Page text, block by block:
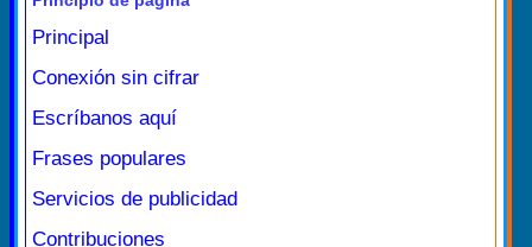
Principal
Conexión sin cifrar
Escríbanos aquí
Frases populares
Servicios de publicidad
Contribuciones